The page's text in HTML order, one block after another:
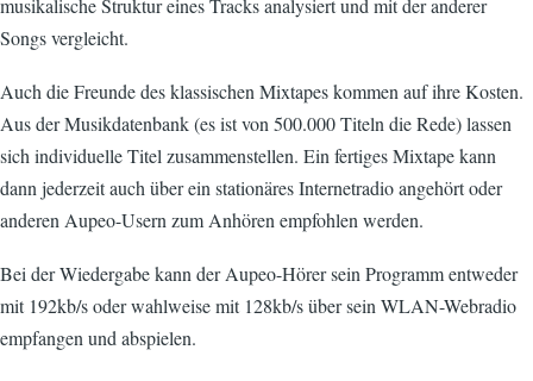
musikalische Struktur eines Tracks analysiert und mit der anderer
Songs vergleicht.
Auch die Freunde des klassischen Mixtapes kommen auf ihre Kosten.
Aus der Musikdatenbank (es ist von 500.000 Titeln die Rede) lassen
sich individuelle Titel zusammenstellen. Ein fertiges Mixtape kann
dann jederzeit auch über ein stationäres Internetradio angehört oder
anderen Aupeo-Usern zum Anhören empfohlen werden.
Bei der Wiedergabe kann der Aupeo-Hörer sein Programm entweder
mit 192kb/s oder wahlweise mit 128kb/s über sein WLAN-Webradio
empfangen und abspielen.